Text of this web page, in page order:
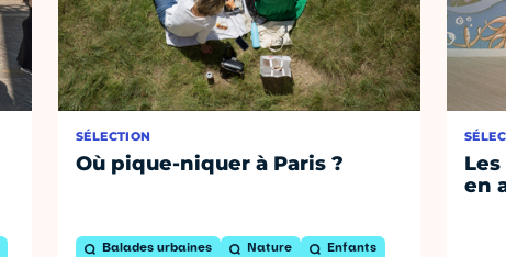
SÉLECTION
Où pique-niquer à Paris ?
Balades urbaines Nature Enfants
en